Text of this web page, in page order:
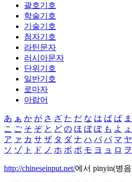
괄호기호
학술기호
기술기호
첨자기호
라틴문자
러시아문자
단위기호
일반기호
로마자
아랍어
あ ぁ か が さ ざ た だ な は ば ぱ ま
こ ご そ ぞ と ど の ほ ぼ ぽ も よ ょ
ア ァ カ サ ザ タ ダ ナ ハ バ パ マ ヤ
ソ ゾ ト ド ノ ホ ボ ポ モ ヨ ョ ロ ヲ
http://chineseinput.net/에서 pinyin(병